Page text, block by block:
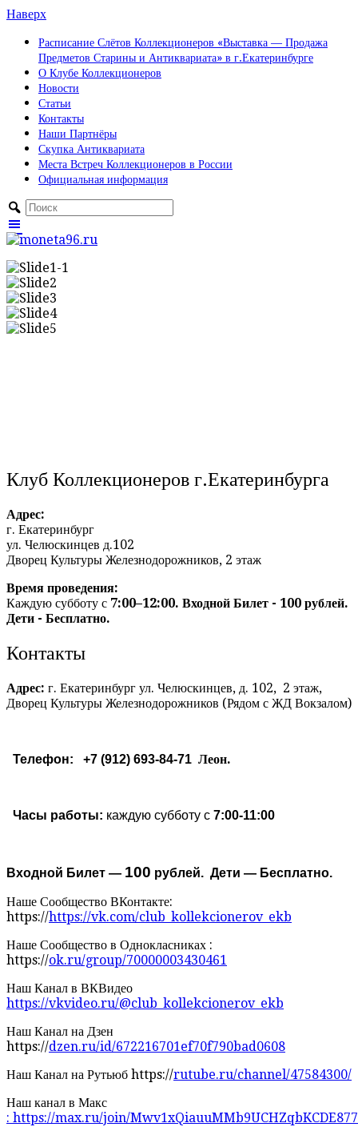
Наверх
Расписание Слётов Коллекционеров «Выставка — Продажа
Предметов Старины и Антиквариата» в г.Екатеринбурге
О Клубе Коллекционеров
Новости
Статьи
Контакты
Наши Партнёры
Скупка Антиквариата
Места Встреч Коллекционеров в России
Официальная информация
Клуб Коллекционеров г.Екатеринбурга
Адрес:
г. Екатеринбург
ул. Челюскинцев д.102
Дворец Культуры Железнодорожников, 2 этаж
Время проведения:
Каждую субботу с 7:00–12:00. Входной Билет - 100 рублей.
Дети - Бесплатно.
Контакты
Адрес: г. Екатеринбург ул. Челюскинцев, д. 102, 2 этаж,
Дворец Культуры Железнодорожников (Рядом с ЖД Вокзалом)
Телефон: +7 (912) 693-84-71 Леон.
Часы работы: каждую субботу с 7:00-11:00
Входной Билет — 100 рублей. Дети — Бесплатно.
Наше Сообщество ВКонтакте:
https://https://vk.com/club_kollekcionerov_ekb
Наше Сообщество в Однокласниках :
https://ok.ru/group/70000003430461
Наш Канал в ВКВидео
https://vkvideo.ru/@club_kollekcionerov_ekb
Наш Канал на Дзен
https://dzen.ru/id/672216701ef70f790bad0608
Наш Канал на Рутьюб https://rutube.ru/channel/47584300/
Наш канал в Макс
: https://max.ru/join/